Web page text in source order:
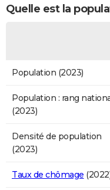
Quelle est la
Population (2023)
Population : rang
(2023)
Densité de population
(2023)
Taux de chômage